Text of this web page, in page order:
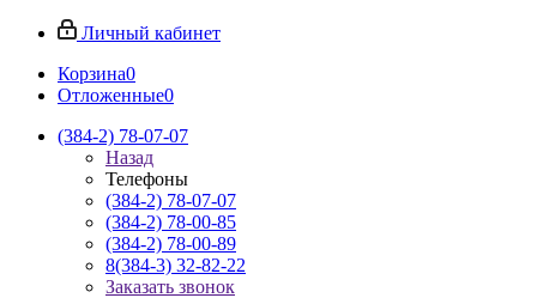
Личный кабинет
Корзина0
Отложенные0
(384-2) 78-07-07
Назад
Телефоны
(384-2) 78-07-07
(384-2) 78-00-85
(384-2) 78-00-89
8(384-3) 32-82-22
Заказать звонок